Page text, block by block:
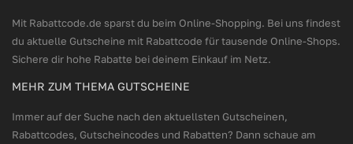
Mit Rabattcode.de sparst du beim Online-Shopping. Bei uns findest
du aktuelle Gutscheine mit Rabattcode für tausende Online-Shops.
Sichere dir hohe Rabatte bei deinem Einkauf im Netz.
MEHR ZUM THEMA GUTSCHEINE
Immer auf der Suche nach den aktuellsten Gutscheinen,
Rabattcodes, Gutscheincodes und Rabatten? Dann schaue am